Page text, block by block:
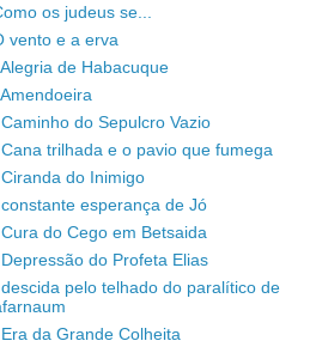
os judeus se...
vento e a erva
de Habacuque
do Sepulcro Vazio
Cana trilhada e o pavio que fumega
Ciranda do Inimigo
constante esperança de Jó
Cura do Cego em Betsaida
Depressão do Profeta Elias
descida pelo telhado do paralítico de
Era da Grande Colheita